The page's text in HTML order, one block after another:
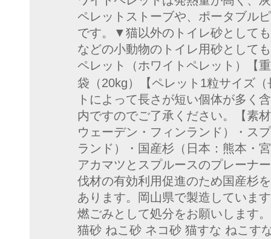
ペレットストーブや、ポータブル
です。▼猫以外のトイレ砂として
などの小動物のトイレ用砂として
ペレット（ホワイトペレット）【
袋（20kg）【ペレット1粒サイズ
トによって長さが短い個体が多く
内ですのでご了承ください。【素
ウェーデン・フィンランド）・ス
ランド）・国産杉（日本：熊本・
アカマツとスプルースのプレーナ
伐材の有効利用促進のため国産杉
あります。岡山県で製造していま
燃ごみとして処分をお願いします
猫砂 ねこ砂 ネコ砂 猫すな ねこす